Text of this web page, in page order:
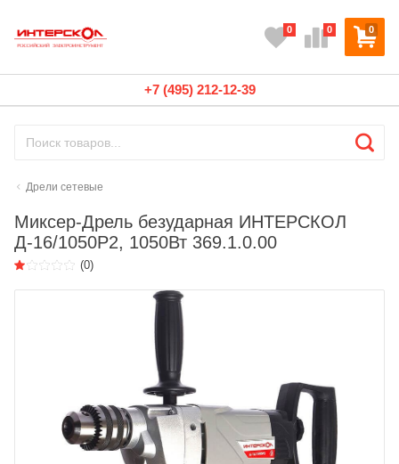
0
0 0
+7 (495) 212-12-39
Дрели сетевые
Миксер-Дрель безударная ИНТЕРСКОЛ
Д-16/1050Р2, 1050Вт 369.1.0.00
(0)